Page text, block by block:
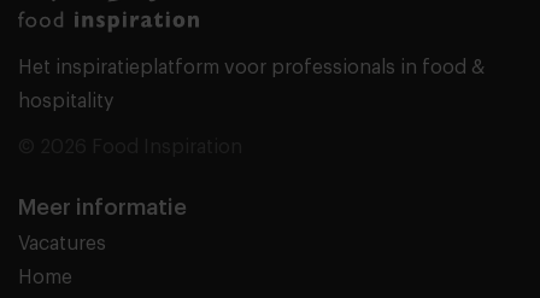
Het inspiratieplatform voor professionals in food &
hospitality
Meer informatie
Vacatures
Home